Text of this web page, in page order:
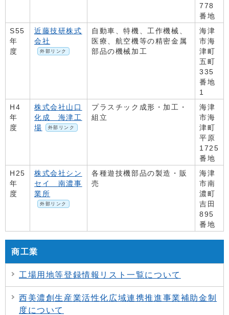
778
番地
S55
年
度
近藤技研株式
会社
外部リンク
自動車、特機、工作機械、
医療、航空機等の精密金属
部品の機械加工
海津
市海
津町
五町
335
番地
1
H4
年
度
株式会社山口
化成 海津工
場
外部リンク
プラスチック成形・加工・
組立
海津
市海
津町
平原
1725
番地
H25
年
度
株式会社シン
セイ 南濃事
業所
外部リンク
各種遊技機部品の製造・販
売
海津
市南
濃町
吉田
895
番地
商工業
工場用地等登録情報リスト一覧について
西美濃創生産業活性化広域連携推進事業補助金制
度について